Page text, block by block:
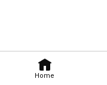
Home